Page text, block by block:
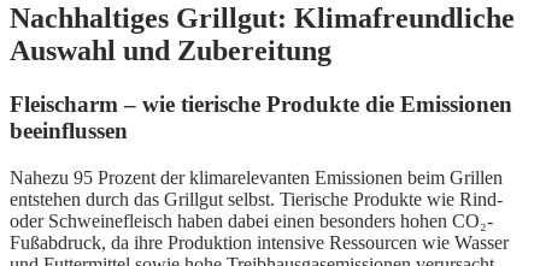
Nachhaltiges Grillgut: Klimafreundliche
Auswahl und Zubereitung
Fleischarm – wie tierische Produkte die Emissionen
beeinflussen
Nahezu 95 Prozent der klimarelevanten Emissionen beim Grillen
entstehen durch das Grillgut selbst. Tierische Produkte wie Rind-
oder Schweinefleisch haben dabei einen besonders hohen CO₂-
Fußabdruck, da ihre Produktion intensive Ressourcen wie Wasser